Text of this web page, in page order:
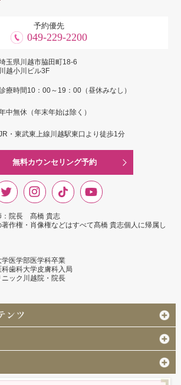
予約優先
049-229-2200
玉県川越市脇田町18-6
川越小川ビル3F
療時間10：00～19：00（昼休みなし）
中無休（年末年始は除く）
・東武東上線川越駅東口より徒歩1分
無料カウンセリング予約
院長 髙橋 貴志
作権・肖像権などはすべて髙橋 貴志個人に帰属し
医学部医学科卒業
歯科大学皮膚科入局
ック川越院・院長